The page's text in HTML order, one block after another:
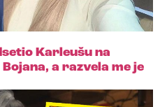
Karleušu na
a razvela me je